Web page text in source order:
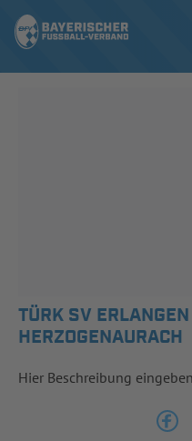
AUSBILDUNG &
INFOTHEK
TÜRK SV
HERZOGENAURACH
Hier Beschreibung eingeben